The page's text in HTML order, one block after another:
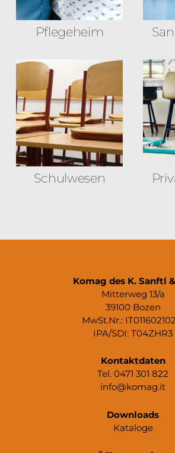
Pflegeheim
Schulwesen
Komag des K. Sanftl
Mitterweg 13/a
39100 Bozen
MwSt.Nr.:
IPA/SDI: T04ZHR3
Kontaktdaten
Tel. 0471 301 822
info@komag.it
Downloads
Kataloge